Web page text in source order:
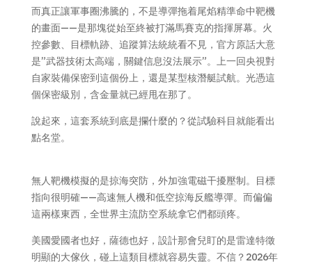
而真正讓軍事圈沸騰的，不是導彈拖着尾焰精準命中靶機
的畫面——是那塊從始至終被打滿馬賽克的指揮屏幕。火
控參數、目標軌跡、追蹤算法統統看不見，官方原話大意
是”武器技術太高端，關鍵信息沒法展示”。上一回央視對
自家裝備保密到這個份上，還是某型核潛艇試航。光憑這
個保密級別，含金量就已經甩在那了。
說起來，這套系統到底是攔什麼的？從試驗科目就能看出
點名堂。
無人靶機模擬的是掠海突防，外加強電磁干擾壓制。目標
指向很明確——高速無人機和低空掠海反艦導彈。而偏偏
這兩樣東西，全世界主流防空系統拿它們都頭疼。
美國愛國者也好，薩德也好，設計那會兒盯的是雷達特徵
明顯的大傢伙，碰上這類目標就容易失靈。不信？2026年